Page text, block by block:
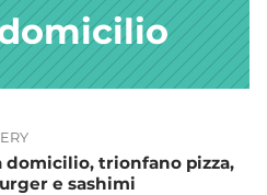
domicilio, trionfano pizza,
e sashimi